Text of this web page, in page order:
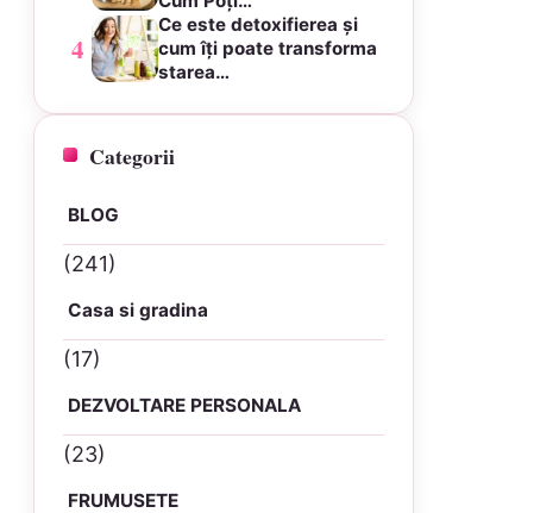
4
Ce este detoxifierea și
cum îți poate transforma
starea…
Categorii
BLOG
(241)
Casa si gradina
(17)
DEZVOLTARE PERSONALA
(23)
FRUMUSETE